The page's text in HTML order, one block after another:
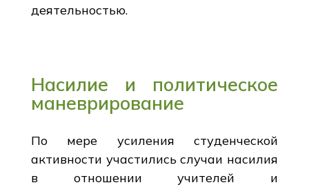
деятельностью.
Насилие и политическое
маневрирование
По мере усиления студенческой
активности участились случаи насилия
в отношении учителей и